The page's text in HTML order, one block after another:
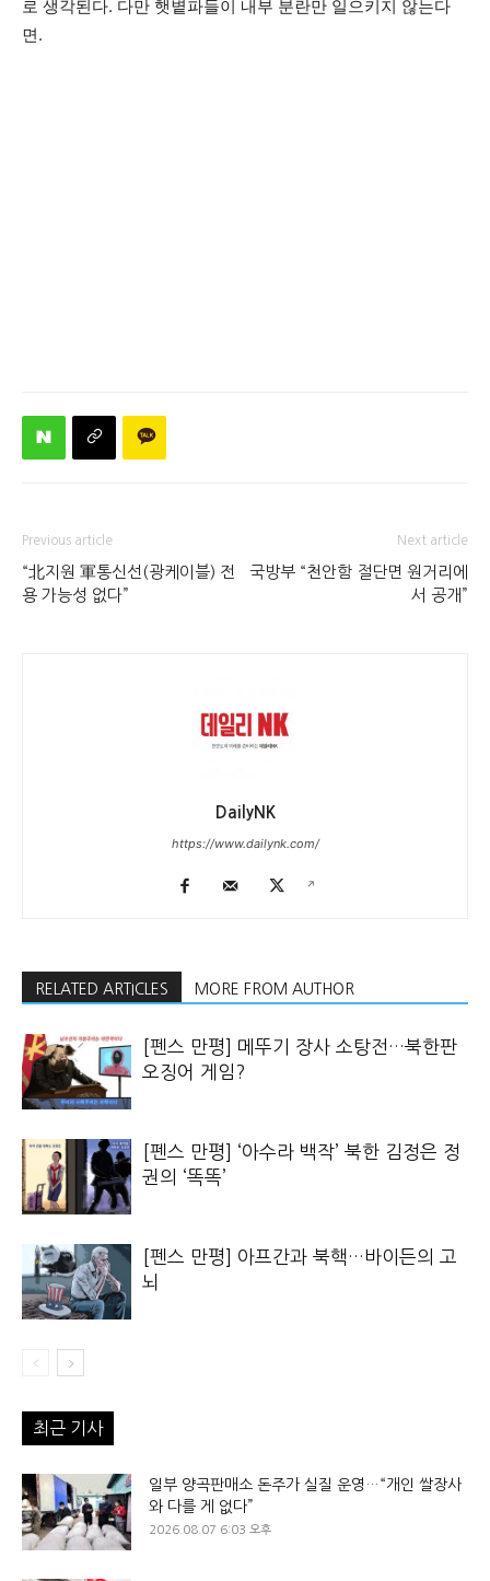
로 생각된다. 다만 햇볕파들이 내부 분란만 일으키지 않는다
면.
Previous article
“北지원 軍통신선(광케이블) 전
용 가능성 없다”
Next article
국방부 “천안함 절단면 원거리에
서 공개”
DailyNK
https://www.dailynk.com/
RELATED ARTICLES MORE FROM AUTHOR
[펜스 만평] 메뚜기 장사 소탕전…북한판
오징어 게임?
[펜스 만평] ‘아수라 백작’ 북한 김정은 정
권의 ‘똑똑’
[펜스 만평] 아프간과 북핵…바이든의 고
뇌
최근 기사
일부 양곡판매소 돈주가 실질 운영…“개인 쌀장사
와 다를 게 없다”
2026.08.07 6:03 오후